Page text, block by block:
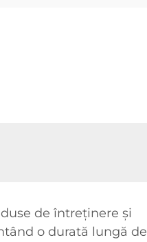
de întreținere și
o durată lungă de